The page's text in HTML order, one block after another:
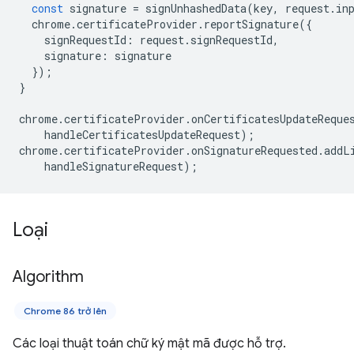
const signature = signUnhashedData(key, request.
chrome.certificateProvider . reportSignature({
signRequestId : request. signRequestId,
signature :
signature
});
}
chrome.certificateProvider .
handleCertificatesUpdateRequest);
chrome.certificateProvider .onSignatureRequested .
handleSignatureRequest);
Loại
Algorithm
Chrome 86 trở lên
Các loại thuật toán chữ ký mật mã được hỗ trợ.